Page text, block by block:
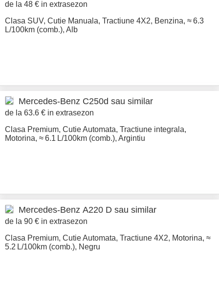
de la 48 € in extrasezon
Clasa SUV, Cutie Manuala, Tractiune 4X2, Benzina, ≈ 6.3
L/100km (comb.), Alb
Mercedes-Benz C250d sau similar
de la 63.6 € in extrasezon
Clasa Premium, Cutie Automata, Tractiune integrala,
Motorina, ≈ 6.1 L/100km (comb.), Argintiu
Mercedes-Benz A220 D sau similar
de la 90 € in extrasezon
Clasa Premium, Cutie Automata, Tractiune 4X2, Motorina, ≈
5.2 L/100km (comb.), Negru